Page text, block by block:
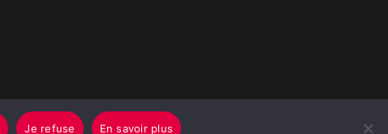
Je refuse En savoir plus